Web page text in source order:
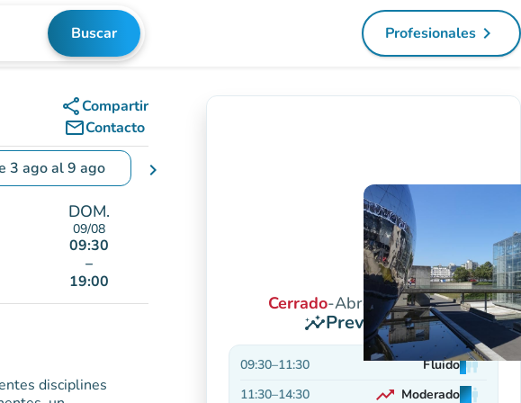
Buscar Profesionales navigate_next
(nueva
shareCompartir
mail_outlineContacto
3 agoal9 ago
para cambiar las fechas
chevron_right
DOM.
09/08
09:30
–
19:00
disciplines
Cerrado-Abre a las 09:30
insightsPrevisiones
09:30–11:30 Fluidoman
man
man
11:30–14:30 trending_up Moderadoman
man
man